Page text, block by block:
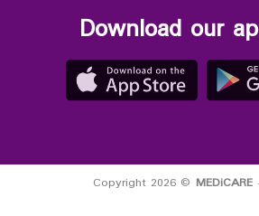
Download our
Copyright 2026 © MEDiCARE